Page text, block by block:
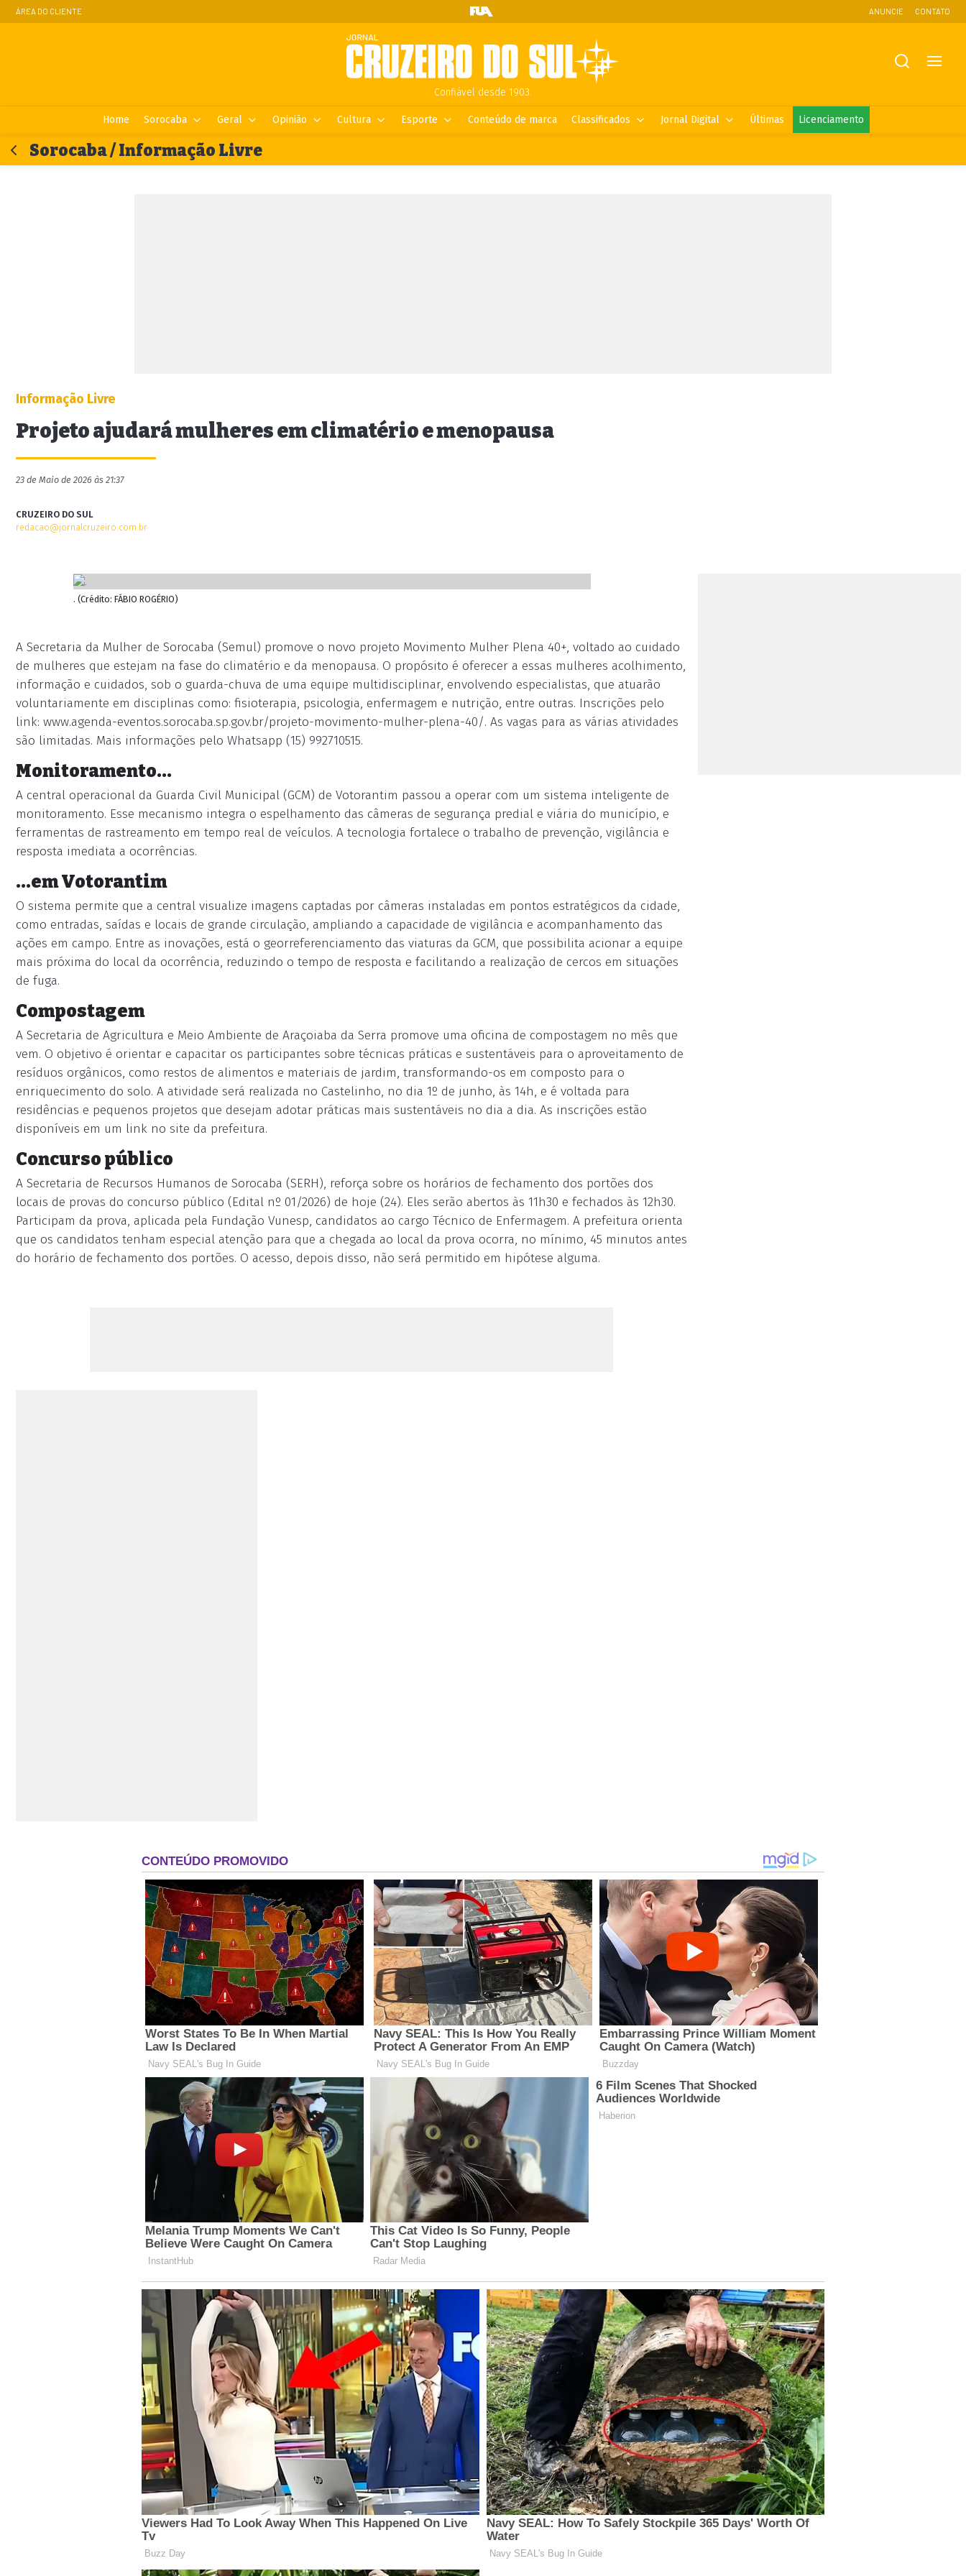
ÁREA DO CLIENTE ANUNCIE CONTATO
Confiável desde 1903.
Home Sorocaba Geral Opinião Cultura Esporte Conteúdo de marca Classificados Jornal Digital Últimas Licenciamento
Sorocaba / Informação Livre
Informação Livre
Projeto ajudará mulheres em climatério e menopausa
23 de Maio de 2026 às 21:37
CRUZEIRO DO SUL
redacao@jornalcruzeiro.com.br
. (Crédito: FÁBIO ROGÉRIO)
A Secretaria da Mulher de Sorocaba (Semul) promove o novo projeto Movimento Mulher Plena 40+, voltado ao cuidado
de mulheres que estejam na fase do climatério e da menopausa. O propósito é oferecer a essas mulheres acolhimento,
informação e cuidados, sob o guarda-chuva de uma equipe multidisciplinar, envolvendo especialistas, que atuarão
voluntariamente em disciplinas como: fisioterapia, psicologia, enfermagem e nutrição, entre outras. Inscrições pelo
link: www.agenda-eventos.sorocaba.sp.gov.br/projeto-movimento-mulher-plena-40/. As vagas para as várias atividades
são limitadas. Mais informações pelo Whatsapp (15) 992710515.
Monitoramento...
A central operacional da Guarda Civil Municipal (GCM) de Votorantim passou a operar com um sistema inteligente de
monitoramento. Esse mecanismo integra o espelhamento das câmeras de segurança predial e viária do município, e
ferramentas de rastreamento em tempo real de veículos. A tecnologia fortalece o trabalho de prevenção, vigilância e
resposta imediata a ocorrências.
...em Votorantim
O sistema permite que a central visualize imagens captadas por câmeras instaladas em pontos estratégicos da cidade,
como entradas, saídas e locais de grande circulação, ampliando a capacidade de vigilância e acompanhamento das
ações em campo. Entre as inovações, está o georreferenciamento das viaturas da GCM, que possibilita acionar a equipe
mais próxima do local da ocorrência, reduzindo o tempo de resposta e facilitando a realização de cercos em situações
de fuga.
Compostagem
A Secretaria de Agricultura e Meio Ambiente de Araçoiaba da Serra promove uma oficina de compostagem no mês que
vem. O objetivo é orientar e capacitar os participantes sobre técnicas práticas e sustentáveis para o aproveitamento de
resíduos orgânicos, como restos de alimentos e materiais de jardim, transformando-os em composto para o
enriquecimento do solo. A atividade será realizada no Castelinho, no dia 1º de junho, às 14h, e é voltada para
residências e pequenos projetos que desejam adotar práticas mais sustentáveis no dia a dia. As inscrições estão
disponíveis em um link no site da prefeitura.
Concurso público
A Secretaria de Recursos Humanos de Sorocaba (SERH), reforça sobre os horários de fechamento dos portões dos
locais de provas do concurso público (Edital nº 01/2026) de hoje (24). Eles serão abertos às 11h30 e fechados às 12h30.
Participam da prova, aplicada pela Fundação Vunesp, candidatos ao cargo Técnico de Enfermagem. A prefeitura orienta
que os candidatos tenham especial atenção para que a chegada ao local da prova ocorra, no mínimo, 45 minutos antes
do horário de fechamento dos portões. O acesso, depois disso, não será permitido em hipótese alguma.